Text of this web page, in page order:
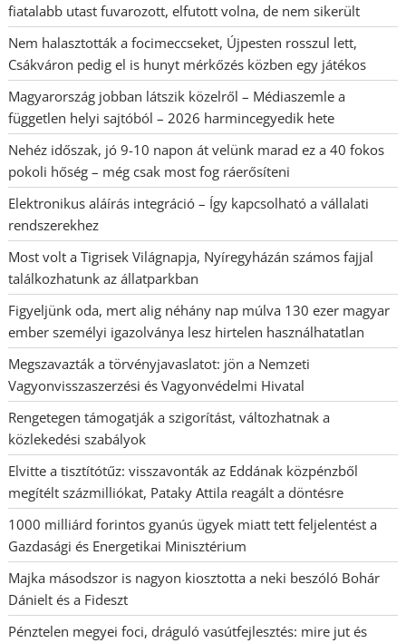
fiatalabb utast fuvarozott, elfutott volna, de nem sikerült
Nem halasztották a focimeccseket, Újpesten rosszul lett,
Csákváron pedig el is hunyt mérkőzés közben egy játékos
Magyarország jobban látszik közelről – Médiaszemle a
független helyi sajtóból – 2026 harmincegyedik hete
Nehéz időszak, jó 9-10 napon át velünk marad ez a 40 fokos
pokoli hőség – még csak most fog ráerősíteni
Elektronikus aláírás integráció – Így kapcsolható a vállalati
rendszerekhez
Most volt a Tigrisek Világnapja, Nyíregyházán számos fajjal
találkozhatunk az állatparkban
Figyeljünk oda, mert alig néhány nap múlva 130 ezer magyar
ember személyi igazolványa lesz hirtelen használhatatlan
Megszavazták a törvényjavaslatot: jön a Nemzeti
Vagyonvisszaszerzési és Vagyonvédelmi Hivatal
Rengetegen támogatják a szigorítást, változhatnak a
közlekedési szabályok
Elvitte a tisztítótűz: visszavonták az Eddának közpénzből
megítélt százmilliókat, Pataky Attila reagált a döntésre
1000 milliárd forintos gyanús ügyek miatt tett feljelentést a
Gazdasági és Energetikai Minisztérium
Majka másodszor is nagyon kiosztotta a neki beszóló Bohár
Dánielt és a Fideszt
Pénztelen megyei foci, dráguló vasútfejlesztés: mire jut és